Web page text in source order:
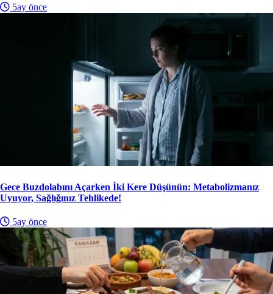
5ay önce
Gece Buzdolabını Açarken İki Kere Düşünün: Metabolizmanız
Uyuyor, Sağlığınız Tehlikede!
5ay önce